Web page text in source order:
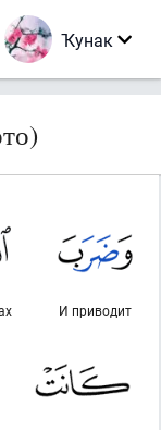
Ҡунак
И приводит